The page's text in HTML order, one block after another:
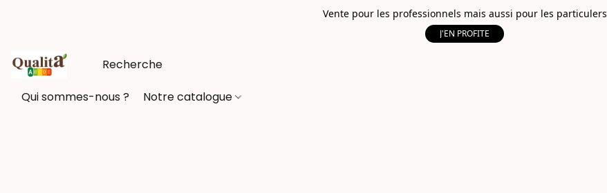
Vente pour les professionnels mais aussi pour les particulers
J'EN PROFITE
Qui sommes-nous ? Notre catalogue